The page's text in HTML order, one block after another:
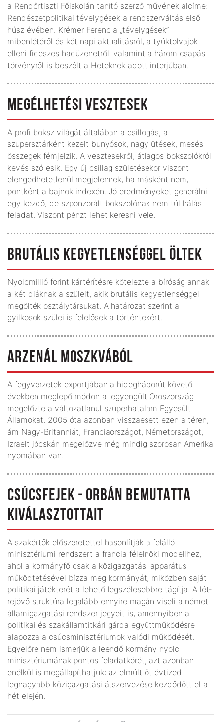
a Rendőrtiszti Főiskolán tanító szerző művének alcíme:
Rendészetpolitikai tévelygések a rendszerváltás első
húsz évében. Krémer Ferenc a „tévelygések”
mibenlétéről és két napi aktualitásról, a tyúktolvajok
elleni fideszes hadüzenetről, valamint a három csapás
törvényről is beszélt a Heteknek adott interjúban.
MEGÉLHETÉSI VESZTESEK
A profi boksz világát általában a csillogás, a
szupersztárként kezelt bunyósok, nagy ütések, mesés
összegek fémjelzik. A vesztesekről, átlagos bokszolókról
kevés szó esik. Egy új csillag születésekor viszont
elengedhetetlenül megjelennek, ha másként nem,
pontként a bajnok indexén. Jó eredményeket generálni
egy kezdő, de szponzorált bokszolónak nem túl hálás
feladat. Viszont pénzt lehet keresni vele.
BRUTÁLIS KEGYETLENSÉGGEL ÖLTEK
Nyolcmillió forint kártérítésre kötelezte a bíróság annak
a két diáknak a szüleit, akik brutális kegyetlenséggel
megölték osztálytársukat. A határozat szerint a
gyilkosok szülei is felelősek a történtekért.
ARZENÁL MOSZKVÁBÓL
A fegyverzetek exportjában a hidegháborút követő
években meglepő módon a legyengült Oroszország
megelőzte a változatlanul szuperhatalom Egyesült
Államokat. 2005 óta azonban visszaesett ezen a téren,
ám Nagy-Britanniát, Franciaországot, Németországot,
Izraelt jócskán megelőzve még mindig szorosan Amerika
nyomában van.
CSÚCSFEJEK - ORBÁN BEMUTATTA
KIVÁLASZTOTTAIT
A szakértők előszeretettel hasonlítják a felálló
minisztériumi rendszert a francia félelnöki modellhez,
ahol a kormányfő csak a közigazgatási apparátus
működtetésével bízza meg kormányát, miközben saját
politikai játékterét a lehető legszélesebbre tágítja. A lét­
rejövő struktúra legalább ennyire magán viseli a német
államigazgatási rendszer jegyeit is, amennyiben a
politikai és szakállamtitkári gárda együttműködésre
alapozza a csúcsminisztériumok valódi működését.
Egyelőre nem ismerjük a leendő kormány nyolc
minisztériumának pontos feladatkörét, azt azonban
enélkül is megállapíthatjuk: az elmúlt öt évtized
legnagyobb közigazgatási átszervezése kezdődött el a
hét elején.